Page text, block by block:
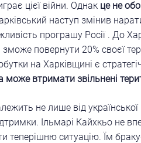
цієї війни. Однак це не
наступ змінив
програшу Росії . До
повернути 20% своєї
на Харківщині є
втримати звільнені
не лише від
Ільмарі Кайхкьо не
теперішню ситуацію. Їм